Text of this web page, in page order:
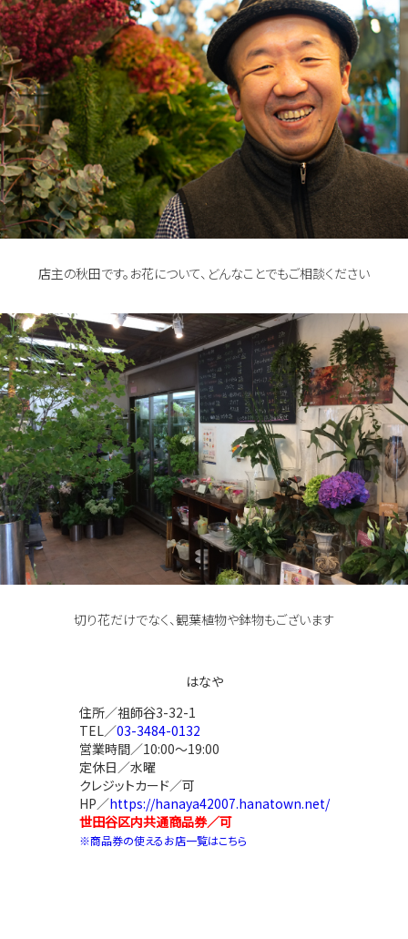
店主の秋田です。お花について、どんなことでもご相談ください
切り花だけでなく、観葉植物や鉢物もございます
はなや
住所／祖師谷3-32-1
TEL／03-3484-0132
営業時間／10:00～19:00
定休日／水曜
クレジットカード／可
HP／https://hanaya42007.hanatown.net/
世田谷区内共通商品券／可
※商品券の使えるお店一覧はこちら